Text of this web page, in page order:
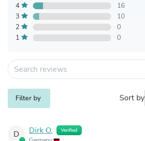
4
16
3
10
2
0
1
0
Filter by Sort by
D Dirk O. Verified